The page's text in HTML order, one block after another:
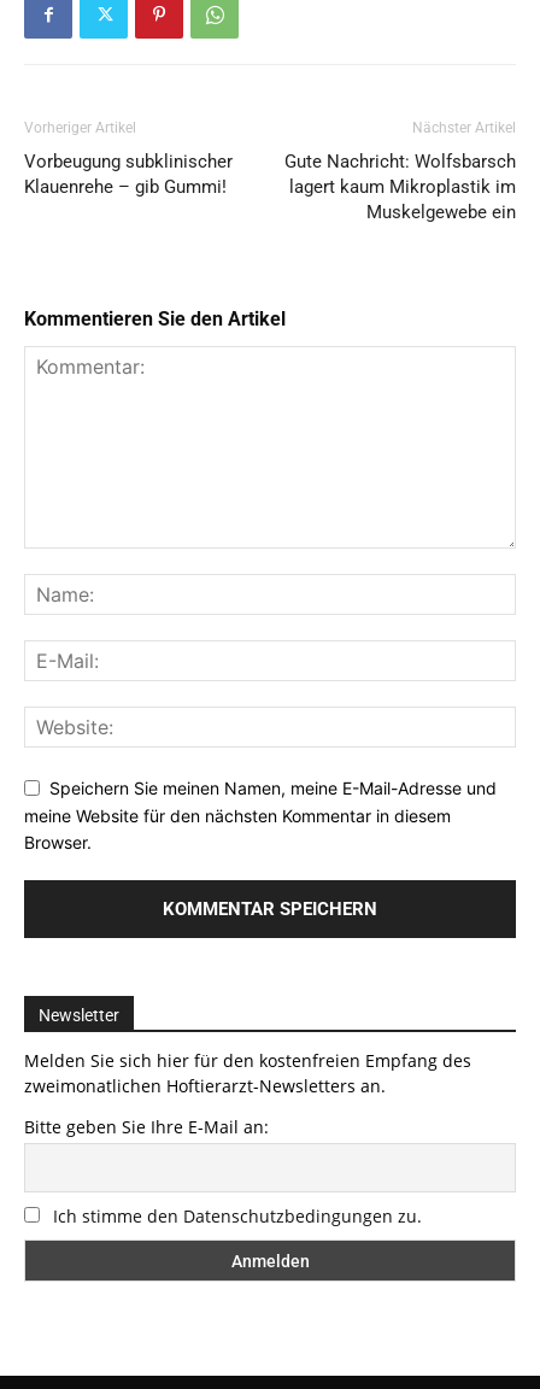
Vorheriger Artikel
Vorbeugung subklinischer
Klauenrehe – gib Gummi!
Nächster Artikel
Gute Nachricht: Wolfsbarsch
lagert kaum Mikroplastik im
Muskelgewebe ein
Kommentieren Sie den Artikel
Speichern Sie meinen Namen, meine E-Mail-Adresse und
meine Website für den nächsten Kommentar in diesem
Browser.
Newsletter
Melden Sie sich hier für den kostenfreien Empfang des
zweimonatlichen Hoftierarzt-Newsletters an.
Bitte geben Sie Ihre E-Mail an:
Ich stimme den Datenschutzbedingungen zu.